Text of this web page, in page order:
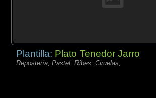
Plantilla: Plato Tenedor Jarro
Repostería, Pastel, Ribes, Ciruelas,